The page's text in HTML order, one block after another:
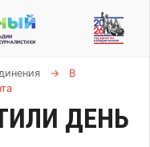
→
В
ДЕНЬ